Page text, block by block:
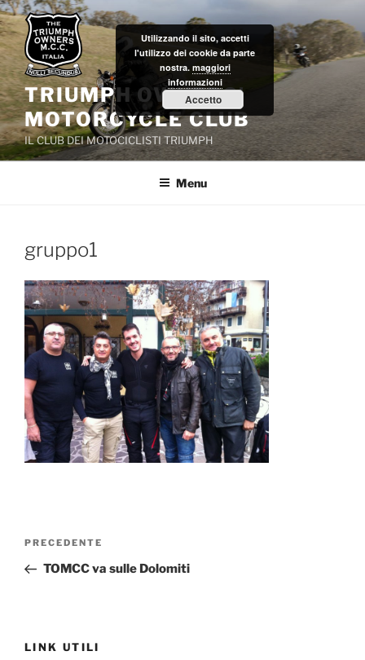
Salta
al
contenuto
TRIUMPH OWNERS'
MOTORCYCLE CLUB
IL CLUB DEI MOTOCICLISTI TRIUMPH
Menu
gruppo1
Navigazione
Articolo
precedente:
PRECEDENTE
TOMCC va sulle Dolomiti
LINK UTILI
Utilizzando il sito, accetti
l'utilizzo dei cookie da parte
nostra. maggiori
informazioni
Accetto